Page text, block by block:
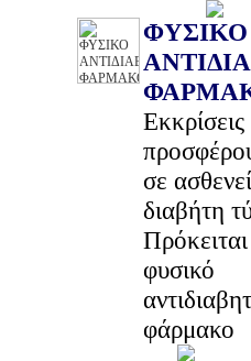
ΦΥΣΙΚΟ
σε
διαβήτη
φυσικό
φάρμακο